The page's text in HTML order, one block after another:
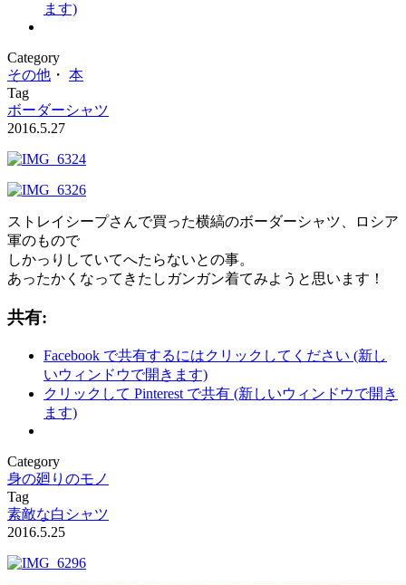
ます)
Category
その他 ・ 本
Tag
ボーダーシャツ
2016.5.27
ストレイシープさんで買った横縞のボーダーシャツ、ロシア
軍のもので
しかっりしていてへたらないとの事。
あったかくなってきたしガンガン着てみようと思います！
共有:
Facebook で共有するにはクリックしてください (新し
いウィンドウで開きます)
クリックして Pinterest で共有 (新しいウィンドウで開き
ます)
Category
身の廻りのモノ
Tag
素敵な白シャツ
2016.5.25